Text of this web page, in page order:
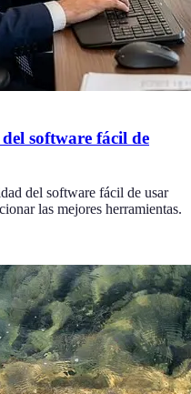
software fácil de
del software fácil de usar
las mejores herramientas.